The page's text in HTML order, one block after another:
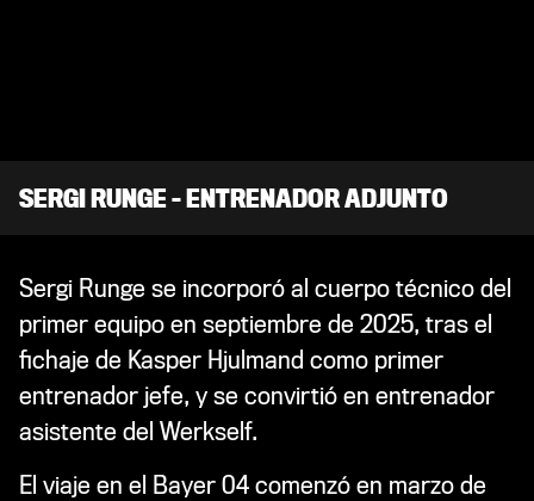
SERGI RUNGE – ENTRENADOR ADJUNTO
Sergi Runge se incorporó al cuerpo técnico del
primer equipo en septiembre de 2025, tras el
fichaje de Kasper Hjulmand como primer
entrenador jefe, y se convirtió en entrenador
asistente del Werkself.
El viaje en el Bayer 04 comenzó en marzo de